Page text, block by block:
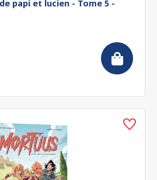
papi et lucien - Tome 5 -